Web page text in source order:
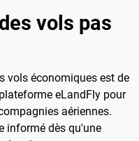
vols pas
vols économiques est de
eLandFly pour
aériennes.
informé dès qu'une